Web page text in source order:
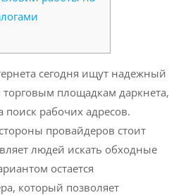
сегодня ищут надежный
торговым площадкам даркнета,
поиск рабочих адресов.
провайдеров стоит
людей искать обходные
остается
который позволяет